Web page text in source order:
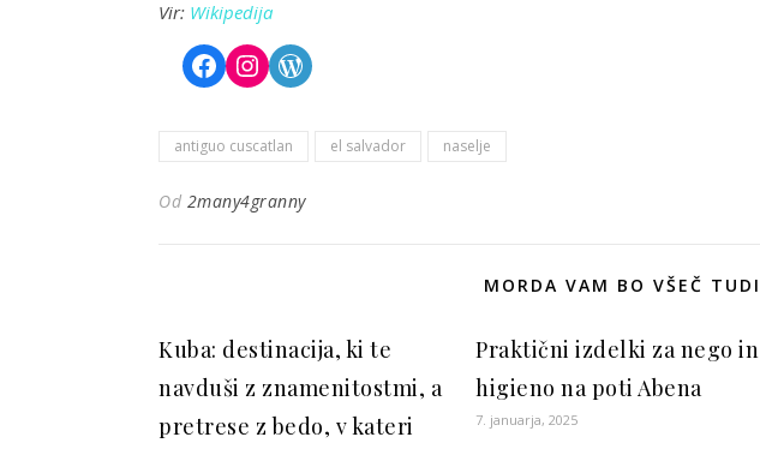
Vir: Wikipedija
antiguo cuscatlan el salvador naselje
Od 2many4granny
MORDA VAM BO VŠEČ TUDI
Kuba: destinacija, ki te
navduši z znamenitostmi, a
pretrese z bedo, v kateri
Praktični izdelki za nego in
higieno na poti Abena
7. januarja, 2025